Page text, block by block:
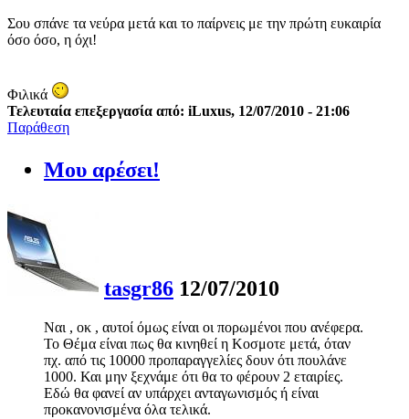
Σου σπάνε τα νεύρα μετά και το παίρνεις με την πρώτη ευκαιρία
όσο όσο, η όχι!
Φιλικά
Τελευταία επεξεργασία από: iLuxus, 12/07/2010 - 21:06
Παράθεση
Μου αρέσει!
tasgr86 12/07/2010
Ναι , οκ , αυτοί όμως είναι οι πορωμένοι που ανέφερα.
Το Θέμα είναι πως θα κινηθεί η Κοσμοτε μετά, όταν
πχ. από τις 10000 προπαραγγελίες δουν ότι πουλάνε
1000. Και μην ξεχνάμε ότι θα το φέρουν 2 εταιρίες.
Εδώ θα φανεί αν υπάρχει ανταγωνισμός ή είναι
προκανονισμένα όλα τελικά.